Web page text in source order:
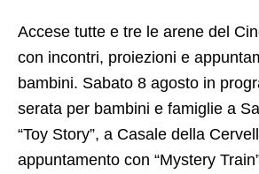
Accese tutte e tre le arene del
con incontri, proiezioni e
bambini. Sabato 8 agosto in
serata per bambini e famiglie a
“Toy Story”, a Casale della
appuntamento con “Mystery